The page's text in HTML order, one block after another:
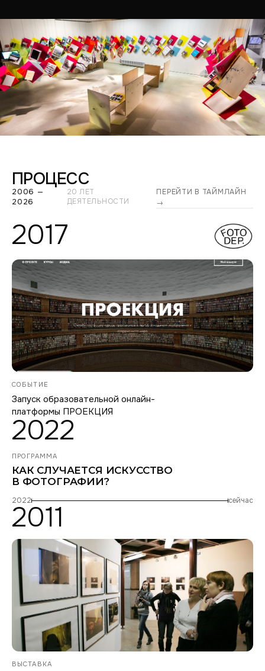
ПРОЦЕСС
2006 —
2026
20 ЛЕТ
ДЕЯТЕЛЬНОСТИ
ПЕРЕЙТИ В ТАЙМЛАЙН
→
2017
СОБЫТИЕ
Запуск образовательной онлайн-
платформы ПРОЕКЦИЯ
2022
ПРОГРАММА
КАК СЛУЧАЕТСЯ ИСКУССТВО
В ФОТОГРАФИИ?
2022 сейчас
2011
ВЫСТАВКА